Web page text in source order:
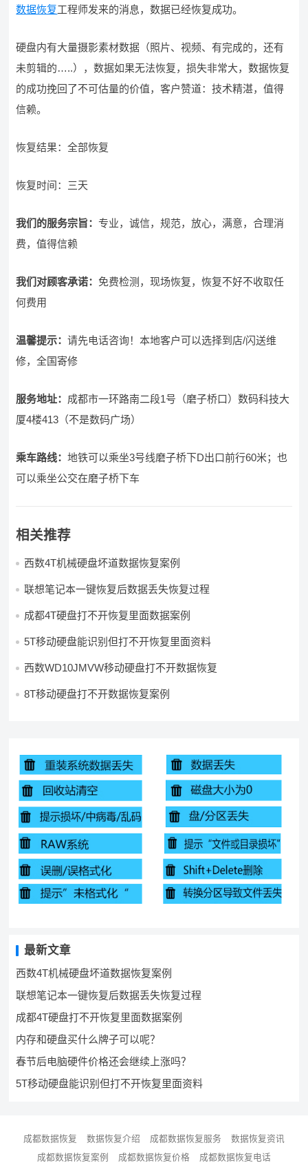
数据恢复工程师发来的消息，数据已经恢复成功。
硬盘内有大量摄影素材数据（照片、视频、有完成的，还有
未剪辑的…..），数据如果无法恢复，损失非常大，数据恢复
的成功挽回了不可估量的价值，客户赞道：技术精湛，值得
信赖。
恢复结果：全部恢复
恢复时间：三天
我们的服务宗旨：专业，诚信，规范，放心，满意，合理消
费，值得信赖
我们对顾客承诺： 免费检测，现场恢复，恢复不好不收取任
何费用
温馨提示：请先电话咨询！本地客户可以选择到店/闪送维
修，全国寄修
服务地址： 成都市一环路南二段1号（磨子桥口）数码科技大
厦4楼413（不是数码广场）
乘车路线：地铁可以乘坐3号线磨子桥下D出口前行60米；也
可以乘坐公交在磨子桥下车
相关推荐
西数4T机械硬盘坏道数据恢复案例
联想笔记本一键恢复后数据丢失恢复过程
成都4T硬盘打不开恢复里面数据案例
5T移动硬盘能识别但打不开恢复里面资料
西数WD10JMVW移动硬盘打不开数据恢复
8T移动硬盘打不开数据恢复案例
最新文章
西数4T机械硬盘坏道数据恢复案例
联想笔记本一键恢复后数据丢失恢复过程
成都4T硬盘打不开恢复里面数据案例
内存和硬盘买什么牌子可以呢？
春节后电脑硬件价格还会继续上涨吗？
5T移动硬盘能识别但打不开恢复里面资料
成都数据恢复 数据恢复介绍 成都数据恢复服务
数据恢复资讯
成都数据恢复案例
成都数据恢复价格 成都数据恢复电话